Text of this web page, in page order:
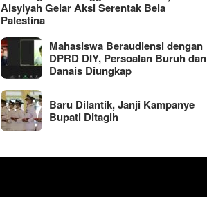
Aisyiyah Gelar Aksi Serentak Bela
Palestina
Mahasiswa Beraudiensi dengan
DPRD DIY, Persoalan Buruh dan
Danais Diungkap
Baru Dilantik, Janji Kampanye
Bupati Ditagih